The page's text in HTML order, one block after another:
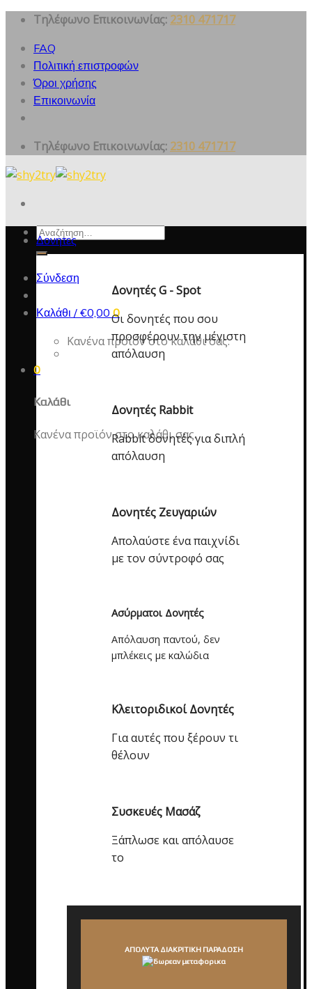
Skip
content
Τηλέφωνο Επικοινωνίας: 2310 471717
FAQ
Πολιτική επιστροφών
Όροι χρήσης
Επικοινωνία
Τηλέφωνο Επικοινωνίας: 2310 471717
Αναζήτηση
για:
Σύνδεση
Καλάθι / €0,00 0
Κανένα προϊόν στο καλάθι σας.
0
Καλάθι
Κανένα προϊόν στο καλάθι σας.
Δονητες
Δονητές G - Spot
Οι δονητές που σου
προσφέρουν την μέγιστη
απόλαυση
Δονητές Rabbit
Rabbit δονητές για διπλή
απόλαυση
Δονητές Ζευγαριών
Απολαύστε ένα παιχνίδι
με τον σύντροφό σας
Ασύρματοι Δονητές
Απόλαυση παντού, δεν
μπλέκεις με καλώδια
Κλειτοριδικοί Δονητές
Για αυτές που ξέρουν τι
θέλουν
Συσκευές Μασάζ
Ξάπλωσε και απόλαυσε
το
ΑΠΟΛΥΤΑ ΔΙΑΚΡΙΤΙΚΗ ΠΑΡΑΔΟΣΗ